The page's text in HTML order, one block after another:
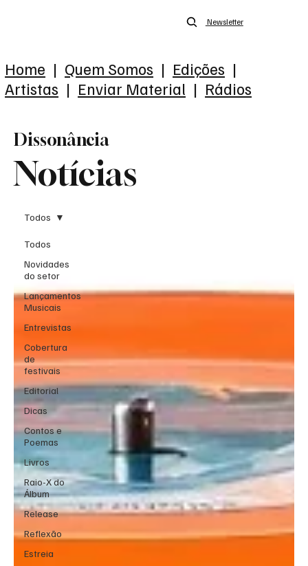
Newsletter
Home | Quem Somos | Edições |
Artistas | Enviar Material | Rádios
Notícias
Dissonância
Todos
Novidades
do setor
Lançamentos
Musicais
Entrevistas
Cobertura
de
festivais
Editorial
Dicas
Contos e
Poemas
Livros
Raio-X do
Álbum
Release
Reflexão
Estreia
Todos